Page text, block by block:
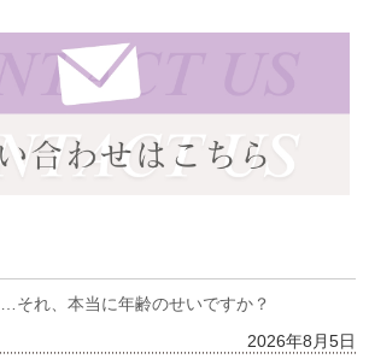
それ、本当に年齢のせいですか？
2026年8月5日